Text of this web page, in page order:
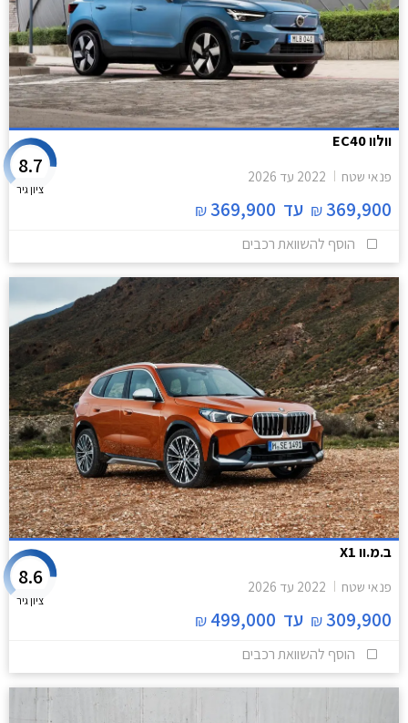
וולוו EC40
פנאי שטח 2022 עד 2026
369,900
₪ עד 369,900
₪
8.7
ציון גיר
הוסף להשוואת רכבים
ב.מ.וו X1
פנאי שטח 2022 עד 2026
309,900
₪ עד 499,000
₪
8.6
ציון גיר
הוסף להשוואת רכבים